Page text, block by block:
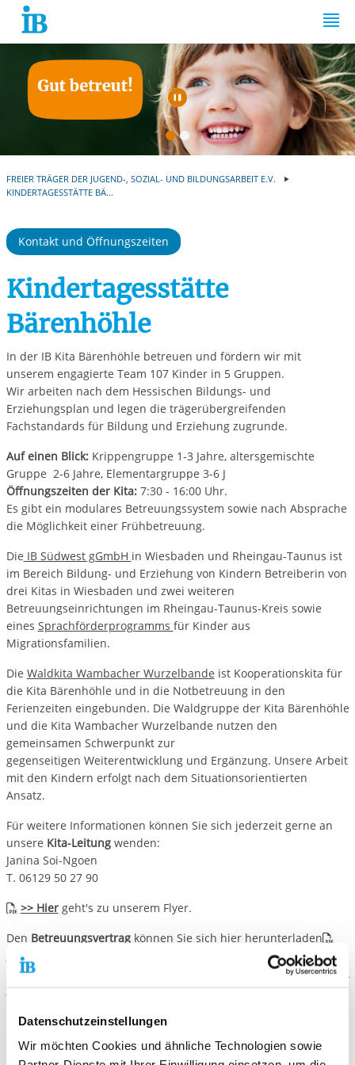
Datenschutzeinstellungen
Wir möchten Cookies und ähnliche Technologien sowie
Springe zum Inhalt
Automatische
FREIER TRÄGER DER JUGEND-, SOZIAL- UND BILDUNGSARBEIT E.V.
KINDERTAGESSTÄTTE BÄ...
Kontakt und Öffnungszeiten
Kindertagesstätte
Bärenhöhle
In der IB Kita Bärenhöhle betreuen und fördern wir mit
unserem engagierte Team 107 Kinder in 5 Gruppen.
Wir arbeiten nach dem Hessischen Bildungs- und
Erziehungsplan und legen die trägerübergreifenden
Fachstandards für Bildung und Erziehung zugrunde.
Auf einen Blick: Krippengruppe 1-3 Jahre, altersgemischte
Gruppe 2-6 Jahre, Elementargruppe 3-6 J
Öffnungszeiten der Kita:7:30 - 16:00 Uhr.
Es gibt ein modulares Betreuungssystem sowie nach Absprache
die Möglichkeit einer Frühbetreuung.
Die IB Südwest gGmbH in Wiesbaden und Rheingau-Taunus ist
im Bereich Bildung- und Erziehung von Kindern Betreiberin von
drei Kitas in Wiesbaden und zwei weiteren
Betreuungseinrichtungen im Rheingau-Taunus-Kreis sowie
eines Sprachförderprogramms für Kinder aus
Migrationsfamilien.
Die Waldkita Wambacher Wurzelbande ist Kooperationskita für
die Kita Bärenhöhle und in die Notbetreuung in den
Ferienzeiten eingebunden. Die Waldgruppe der Kita Bärenhöhle
und die Kita Wambacher Wurzelbande nutzen den
gemeinsamen Schwerpunkt zur
gegenseitigen Weiterentwicklung und Ergänzung. Unsere Arbeit
mit den Kindern erfolgt nach dem Situationsorientierten
Ansatz.
Für weitere Informationen können Sie sich jederzeit gerne an
unsere Kita-Leitungwenden:
Janina Soi-Ngoen
T. 06129 50 27 90
>> Hiergeht's zu unserem Flyer.
Den Betreuungsvertrag können Sie sich hier herunterladen
>> Klick!
Verstärke unser Team!